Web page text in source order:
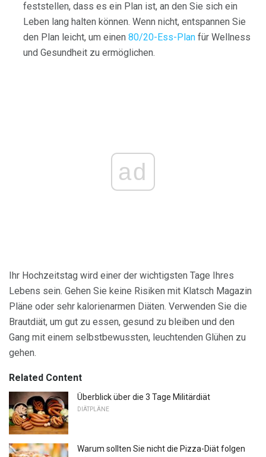
feststellen, dass es ein Plan ist, an den Sie sich ein
Leben lang halten können. Wenn nicht, entspannen Sie
den Plan leicht, um einen 80/20-Ess-Plan für Wellness
und Gesundheit zu ermöglichen.
ad
Ihr Hochzeitstag wird einer der wichtigsten Tage Ihres
Lebens sein. Gehen Sie keine Risiken mit Klatsch Magazin
Pläne oder sehr kalorienarmen Diäten. Verwenden Sie die
Brautdiät, um gut zu essen, gesund zu bleiben und den
Gang mit einem selbstbewussten, leuchtenden Glühen zu
gehen.
Related Content
Überblick über die 3 Tage Militärdiät
DIÄTPLÄNE
Warum sollten Sie nicht die Pizza-Diät folgen